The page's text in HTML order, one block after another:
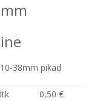
38mm pikad
0,50 €